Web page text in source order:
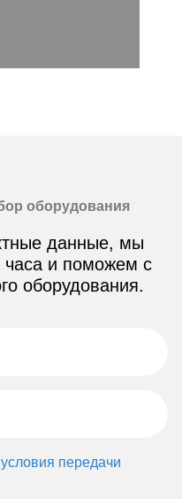
оборудования
данные, мы
часа и поможем с
оборудования.
условия передачи